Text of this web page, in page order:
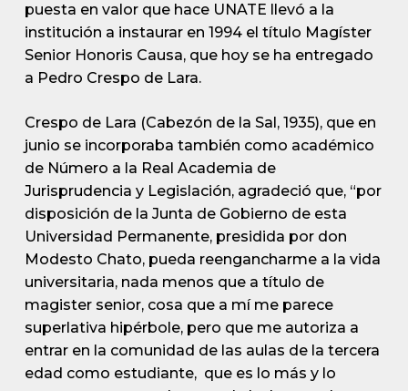
puesta en valor que hace UNATE llevó a la
institución a instaurar en 1994 el título Magíster
Senior Honoris Causa, que hoy se ha entregado
a Pedro Crespo de Lara.
Crespo de Lara (Cabezón de la Sal, 1935), que en
junio se incorporaba también como académico
de Número a la Real Academia de
Jurisprudencia y Legislación, agradeció que, “por
disposición de la Junta de Gobierno de esta
Universidad Permanente, presidida por don
Modesto Chato, pueda reengancharme a la vida
universitaria, nada menos que a título de
magister senior, cosa que a mí me parece
superlativa hipérbole, pero que me autoriza a
entrar en la comunidad de las aulas de la tercera
edad como estudiante, que es lo más y lo